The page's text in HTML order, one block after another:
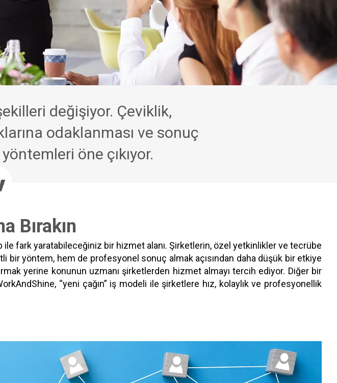
değişiyor. Çeviklik,
odaklanması ve sonuç
öne çıkıyor.
Bırakın
fark yaratabileceğiniz bir hizmet alanı. Şirketlerin, özel yetkinlikler ve tecrübe
bir yöntem, hem de profesyonel sonuç almak açısından daha düşük bir etkiye
yerine konunun uzmanı şirketlerden hizmet almayı tercih ediyor. Diğer bir
“yeni çağın” iş modeli ile şirketlere hız, kolaylık ve profesyonellik